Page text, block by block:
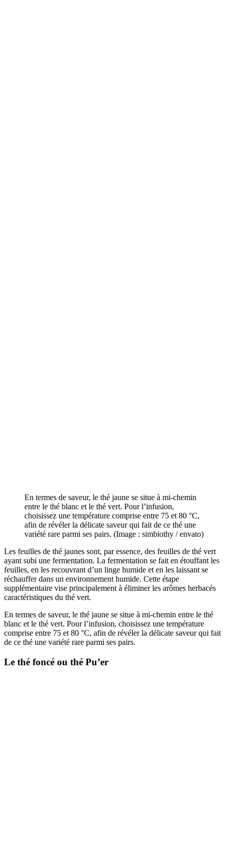
En termes de saveur, le thé jaune se situe à mi-chemin
entre le thé blanc et le thé vert. Pour l’infusion,
choisissez une température comprise entre 75 et 80 °C,
afin de révéler la délicate saveur qui fait de ce thé une
variété rare parmi ses pairs. (Image : simbiothy / envato)
Les feuilles de thé jaunes sont, par essence, des feuilles de thé vert
ayant subi une fermentation. La fermentation se fait en étouffant les
feuilles, en les recouvrant d’un linge humide et en les laissant se
réchauffer dans un environnement humide. Cette étape
supplémentaire vise principalement à éliminer les arômes herbacés
caractéristiques du thé vert.
En termes de saveur, le thé jaune se situe à mi-chemin entre le thé
blanc et le thé vert. Pour l’infusion, choisissez une température
comprise entre 75 et 80 °C, afin de révéler la délicate saveur qui fait
de ce thé une variété rare parmi ses pairs.
Le thé foncé ou thé Pu’er